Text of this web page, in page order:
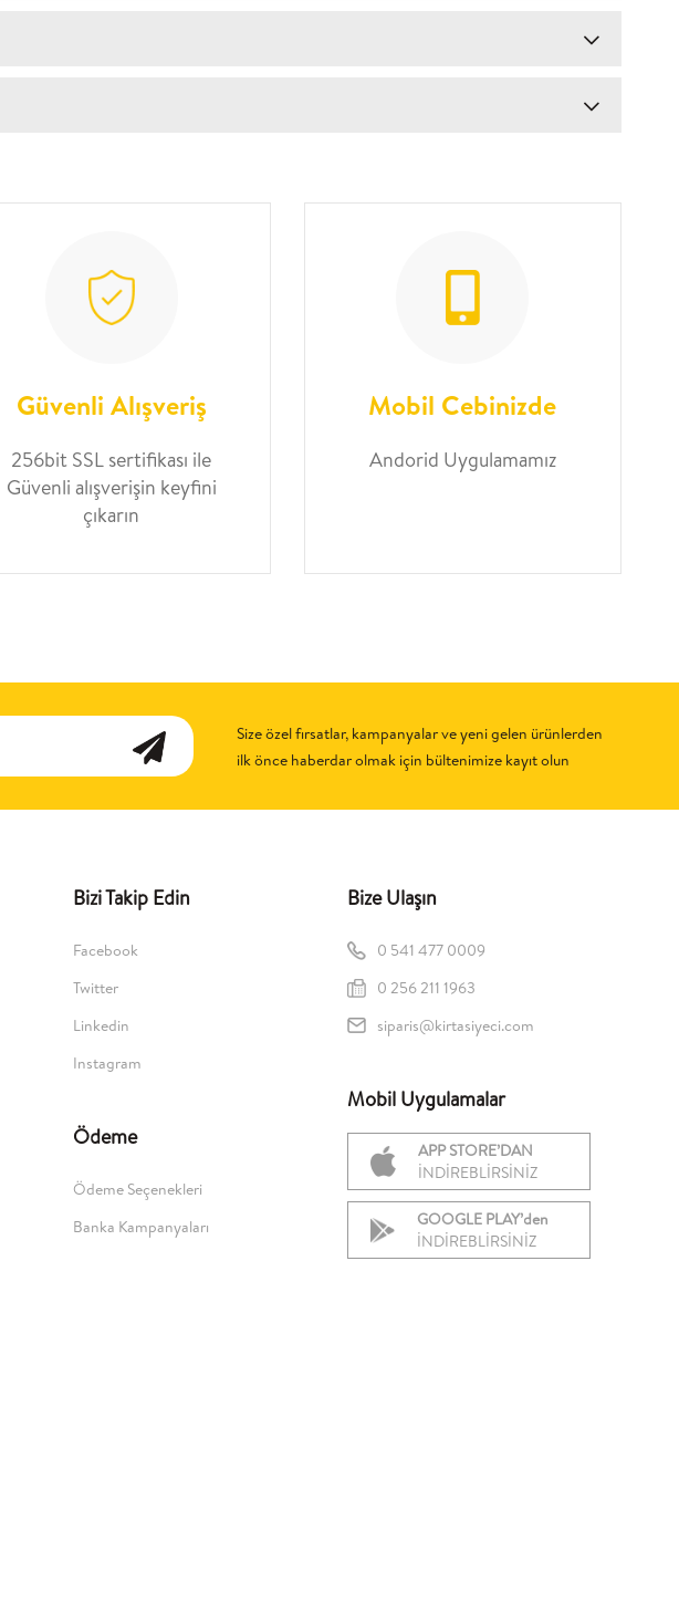
Güvenli Alışveriş
256bit SSL sertifikası ile
Güvenli alışverişin keyfini
çıkarın
Mobil Cebinizde
Andorid Uygulamamız
Size özel fırsatlar, kampanyalar ve yeni gelen ürünlerden
ilk önce haberdar olmak için bültenimize kayıt olun
Bizi Takip Edin
Facebook
Twitter
Linkedin
Instagram
Ödeme
Ödeme Seçenekleri
Banka Kampanyaları
Bize Ulaşın
0 541 477 0009
0 256 211 1963
siparis@kirtasiyeci.com
Mobil Uygulamalar
APP STORE’DAN
İNDİREBLİRSİNİZ
GOOGLE PLAY’den
İNDİREBLİRSİNİZ